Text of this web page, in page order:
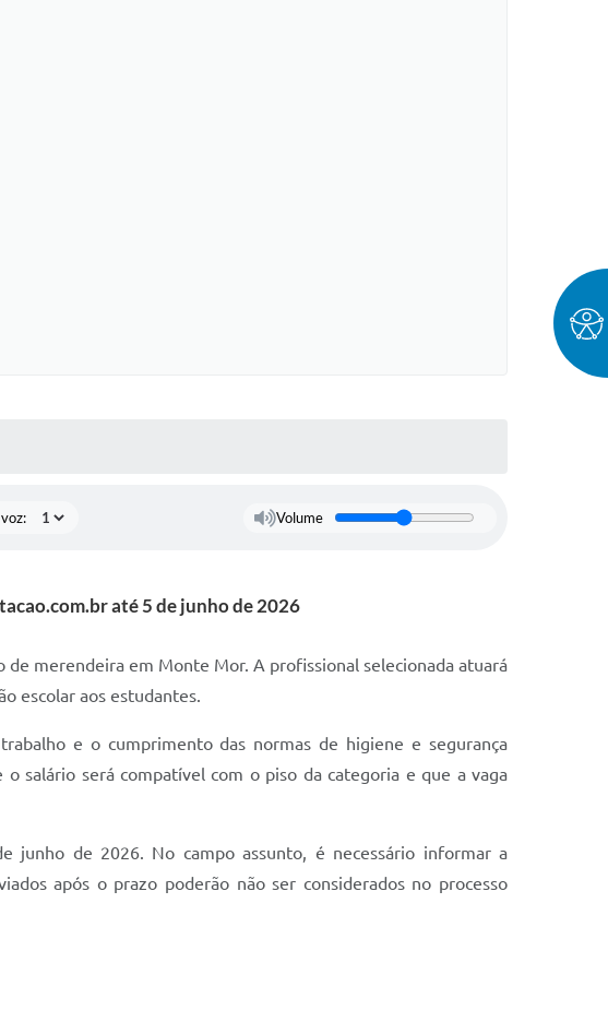
Volume
até 5 de junho de 2026
merendeira em Monte Mor. A profissional selecionada atuará
escolar aos estudantes.
e o cumprimento das normas de higiene e segurança
salário será compatível com o piso da categoria e que a vaga
junho de 2026. No campo assunto, é necessário informar a
após o prazo poderão não ser considerados no processo